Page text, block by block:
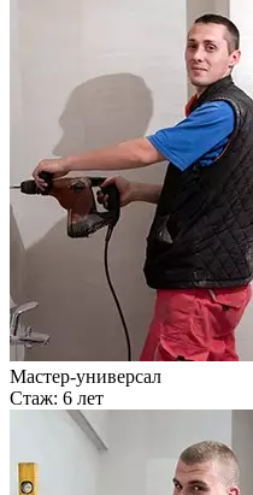
Мастер-универсал
Стаж: 6 лет